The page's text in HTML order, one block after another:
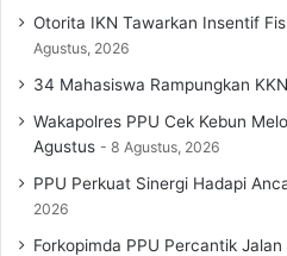
Otorita IKN Tawarkan Insentif
Agustus, 2026
34 Mahasiswa Rampungkan
Wakapolres PPU Cek Kebun
Agustus
8 Agustus, 2026
PPU Perkuat Sinergi Hadapi
2026
Forkopimda PPU Percantik